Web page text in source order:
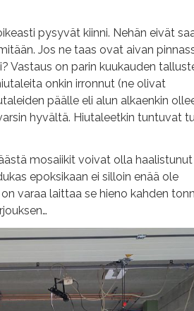
pysyvät kiinni. Nehän eivät
Jos ne taas ovat aivan
Vastaus on parin kuukauden
onkin irronnut (ne olivat
päälle eli alun alkaenkin
hyvältä. Hiutaleetkin tuntuvat
mosaiikit voivat olla
epoksikaan ei silloin enää ole
varaa laittaa se hieno kahden